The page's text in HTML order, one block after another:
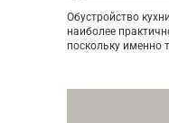
Обустройство
наиболее
поскольку именно